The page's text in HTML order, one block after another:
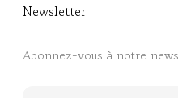
Newsletter​
Abonnez-vous à notre